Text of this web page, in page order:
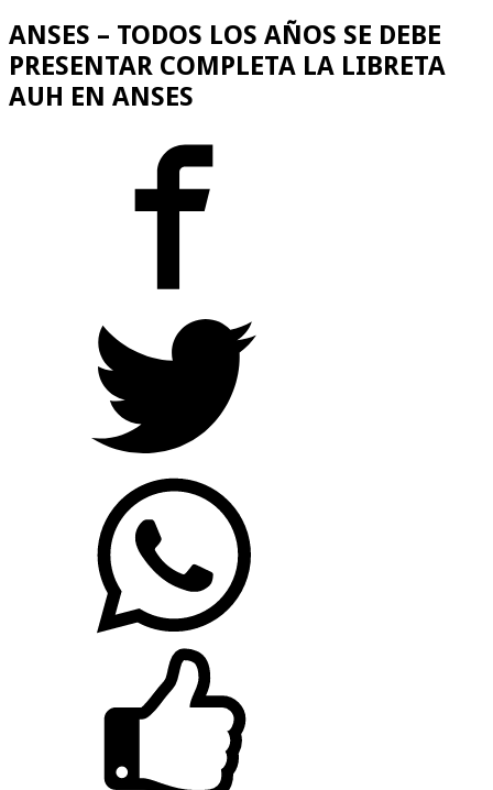
ANSES – TODOS LOS AÑOS SE DEBE
PRESENTAR COMPLETA LA LIBRETA
AUH EN ANSES